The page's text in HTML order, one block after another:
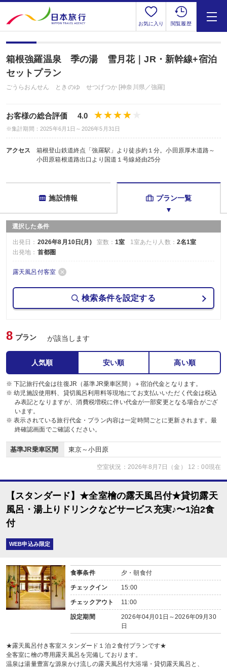
お気に入り 閲覧履歴
箱根強羅温泉 季の湯 雪月花｜JR・新幹線+宿泊
セットプラン
ごうらおんせん ときのゆ せつげつか [神奈川県／強羅]
お客様の総合評価 4.0
※集計期間：2025年6月1日～2026年5月31日
アクセス
箱根登山鉄道終点「強羅駅」より徒歩約１分。小田原厚木道路～
小田原箱根道路出口より国道１号線経由25分
施設情報 プラン一覧
選択した条件
出発日： 2026年8月10日(月) 室数：1室 1室あたり人数： 2名1室
出発地： 首都圏
露天風呂付客室
検索条件を設定する
8 プラン が該当します
人気順 安い順 高い順
※ 下記旅行代金は往復JR（基準JR乗車区間）＋宿泊代金となります。
※ 幼児施設使用料、貸切風呂利用料等現地にてお支払いいただく代金は税込
み表記となりますが、消費税増税に伴い代金が一部変更となる場合がござ
います。
※ 表示されている旅行代金・プラン内容は一定時間ごとに更新されます。最
終確認画面でご確認ください。
基準JR乗車区間 東京～小田原
空室状況：2026年8月7日（金） 12：00現在
【スタンダード】★全室檜の露天風呂付★貸切露天
風呂・湯上りドリンクなどサービス充実♪〜1泊2食
付
WEB申込み限定
食事条件 夕・朝食付
チェックイン 15:00
チェックアウト 11:00
設定期間
2026年04月01日～2026年09月30
日
★露天風呂付き客室スタンダード１泊２食付プランです★
全客室に檜の専用露天風呂を完備しております。
温泉は湯量豊富な源泉かけ流しの露天風呂付大浴場・貸切露天風呂と、